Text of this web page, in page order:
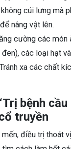
cúi lưng mà
nâng vật lên.
cường các món
các loại hạt
xa các chất
bệnh cầu
truyền
mến, điều trị thoát